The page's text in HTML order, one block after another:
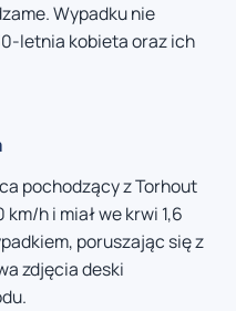
Wypadku nie
letnia kobieta oraz ich
pochodzący z Torhout
h i miał we krwi 1,6
poruszając się z
zdjęcia deski